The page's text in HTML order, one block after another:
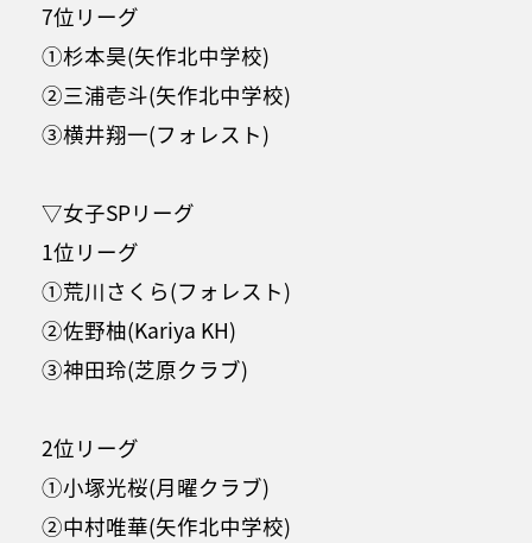
7位リーグ
①杉本昊(矢作北中学校)
②三浦壱斗(矢作北中学校)
③横井翔一(フォレスト)
▽女子SPリーグ
1位リーグ
①荒川さくら(フォレスト)
②佐野柚(Kariya KH)
③神田玲(芝原クラブ)
2位リーグ
①小塚光桜(月曜クラブ)
②中村唯華(矢作北中学校)